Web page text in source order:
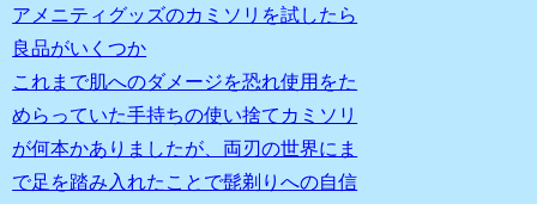
アメニティグッズのカミソリを試したら
良品がいくつか
これまで肌へのダメージを恐れ使用をた
めらっていた手持ちの使い捨てカミソリ
が何本かありましたが、両刃の世界にま
で足を踏み入れたことで髭剃りへの自信